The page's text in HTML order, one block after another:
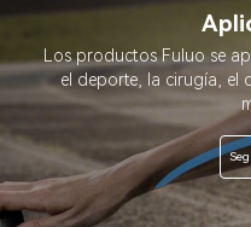
Los productos Fuluo se
el deporte, la cirugía, el